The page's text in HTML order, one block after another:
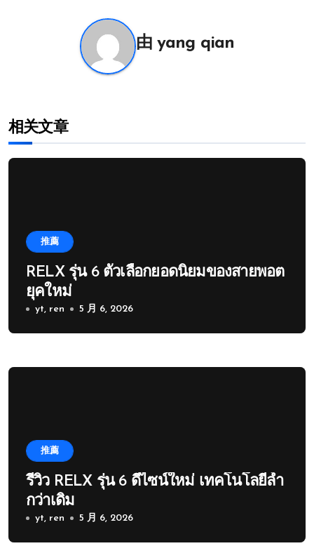
由yang qian
相关文章
推薦
RELX รุ่น 6 ตัวเลือกยอดนิยมของสายพอต
ยุคใหม่
yt, ren 5 月 6, 2026
推薦
รีวิว RELX รุ่น 6 ดีไซน์ใหม่ เทคโนโลยีล้ำ
กว่าเดิม
yt, ren 5 月 6, 2026